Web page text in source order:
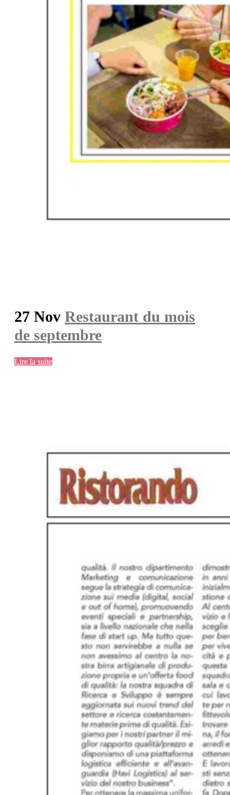
27 Nov Restaurant du mois
de septembre
Lire la suite